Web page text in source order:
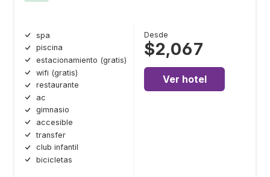
spa
piscina
estacionamiento (gratis)
wifi (gratis)
restaurante
ac
gimnasio
accesible
transfer
club infantil
bicicletas
Desde
$2,067
Ver hotel